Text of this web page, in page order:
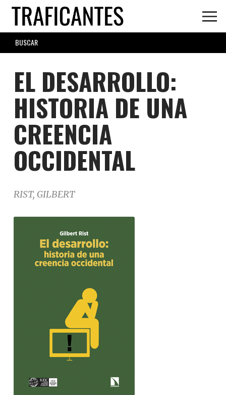
Skip
main
content
SEARCH
FORM
EL DESARROLLO:
HISTORIA DE UNA
CREENCIA
OCCIDENTAL
RIST, GILBERT